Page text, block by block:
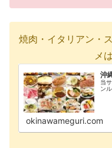
焼肉・イタリアン・
メ
沖
当
ン
okinawameguri.com